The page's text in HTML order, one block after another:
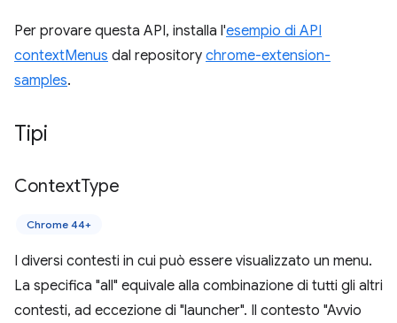
Per provare questa API, installa l'esempio di API
contextMenus dal repository chrome-extension-
samples.
Tipi
ContextType
Chrome 44+
I diversi contesti in cui può essere visualizzato un menu.
La specifica "all" equivale alla combinazione di tutti gli altri
contesti, ad eccezione di "launcher". Il contesto "Avvio